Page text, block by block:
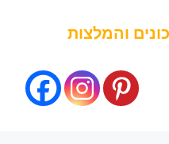
והמלצות